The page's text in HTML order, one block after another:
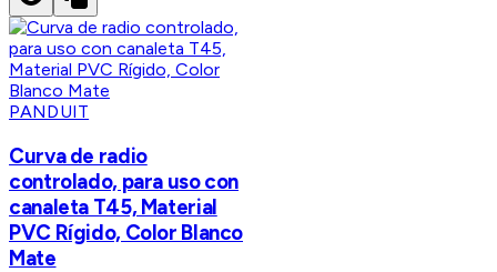
PANDUIT
Curva de radio
controlado, para uso con
canaleta T45, Material
PVC Rígido, Color Blanco
Mate